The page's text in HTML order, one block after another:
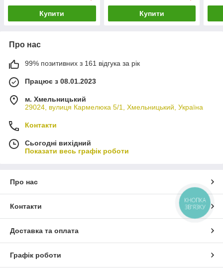
Купити Купити
Про нас
99% позитивних з 161 відгука за рік
Працює з 08.01.2023
м. Хмельницький
29024, вулиця Кармелюка 5/1, Хмельницький, Україна
Контакти
Сьогодні вихідний
Показати весь графік роботи
Про нас
Контакти
Доставка та оплата
Графік роботи
КНОПКА
ЗВ'ЯЗКУ